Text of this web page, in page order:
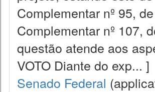
Complementar nº 95,
Complementar nº 107,
questão atende aos
VOTO Diante do exp... ]
Senado Federal